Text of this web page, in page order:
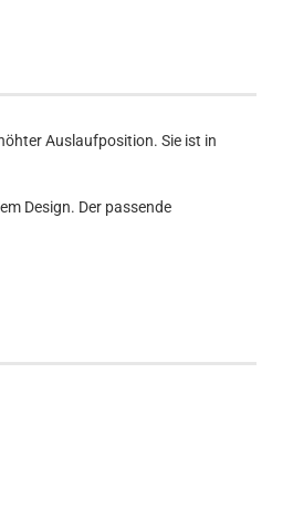
Auslaufposition. Sie ist in
Design. Der passende